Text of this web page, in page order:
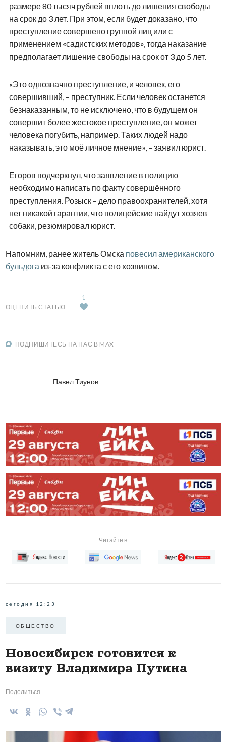
размере 80 тысяч рублей вплоть до лишения свободы
на срок до 3 лет. При этом, если будет доказано, что
преступление совершено группой лиц или с
применением «садистских методов», тогда наказание
предполагает лишение свободы на срок от 3 до 5 лет.
«Это однозначно преступление, и человек, его
совершивший, – преступник. Если человек останется
безнаказанным, то не исключено, что в будущем он
совершит более жестокое преступление, он может
человека погубить, например. Таких людей надо
наказывать, это моё личное мнение», – заявил юрист.
Егоров подчеркнул, что заявление в полицию
необходимо написать по факту совершённого
преступления. Розыск – дело правоохранителей, хотя
нет никакой гарантии, что полицейские найдут хозяев
собаки, резюмировал юрист.
Напомним, ранее житель Омска повесил американского
бульдога из-за конфликта с его хозяином.
ОЦЕНИТЬ СТАТЬЮ
1
ПОДПИШИТЕСЬ НА НАС В MAX
Павел Тиунов
Читайте в
сегодня 12:23
ОБЩЕСТВО
Новосибирск готовится к
визиту Владимира Путина
Поделиться